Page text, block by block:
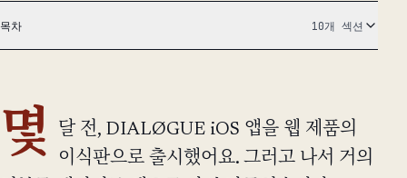
목차 10개 섹션
몇
달 전, DIALØGUE iOS 앱을 웹 제품의
이식판으로 출시했어요. 그러고 나서 거의